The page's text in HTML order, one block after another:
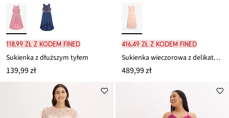
118,99 zł z kodem FINED
Sukienka z dłuższym tyłem
139,99 zł
416,49 zł z kodem FINED
Sukienka wieczorowa z delikatnego tiulu i warstwowym dołem
489,99 zł